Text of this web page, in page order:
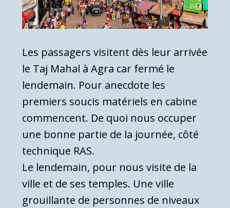
Les passagers visitent dès leur arrivée
le Taj Mahal à Agra car fermé le
lendemain. Pour anecdote les
premiers soucis matériels en cabine
commencent. De quoi nous occuper
une bonne partie de la journée, côté
technique RAS.
Le lendemain, pour nous visite de la
ville et de ses temples. Une ville
grouillante de personnes de niveaux